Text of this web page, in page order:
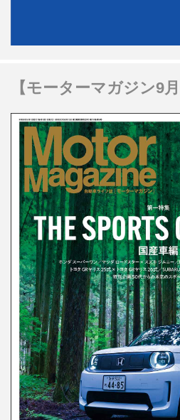
【モーターマガジン9